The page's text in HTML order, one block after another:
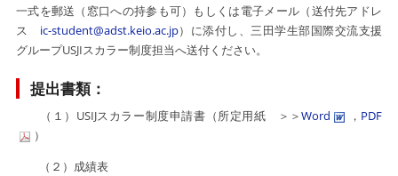
一式を郵送（窓口への持参も可）もしくは電子メール（送付先アドレ
ス ic-student@adst.keio.ac.jp）に添付し、三田学生部国際交流支援
グループUSJIスカラー制度担当へ送付ください。
提出書類：
（１）USIJスカラー制度申請書（所定用紙 ＞＞Word ， PDF
）
（２）成績表